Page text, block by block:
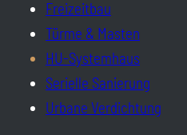
Freizeitbau
Türme & Masten
HU-Systemhaus
Serielle Sanierung
Urbane Verdichtung